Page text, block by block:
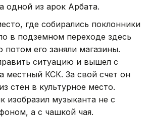
одной из арок Арбата.
где собирались поклонники
в подземном переходе здесь
его заняли магазины.
ситуацию и вышел с
местный КСК. За свой счет он
стен в культурное место.
изобразил музыканта не с
а с чашкой чая.